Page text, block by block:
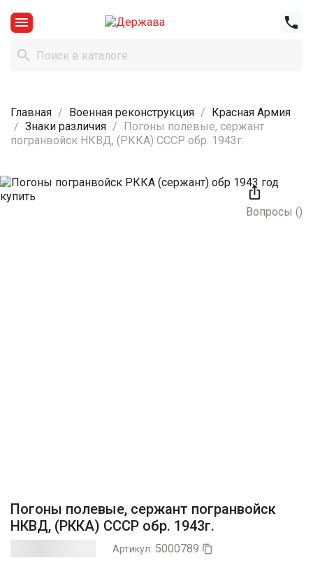



Главная Военная реконструкция
Красная Армия
Знаки различия
Погоны полевые, сержант
погранвойск НКВД, (РККА) СССР обр. 1943г.

Вопросы ()
Погоны полевые, сержант погранвойск
НКВД, (РККА) СССР обр. 1943г.
Артикул: 5000789 